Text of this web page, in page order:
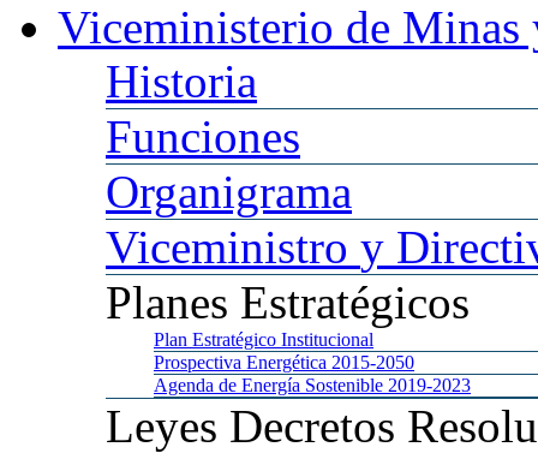
Viceministerio de Minas
Historia
Funciones
Organigrama
Viceministro y
Planes Estratégicos
Plan Estratégico Institucional
Prospectiva Energética 2015-2050
Agenda de Energía Sostenible 2019-2023
Leyes Decretos